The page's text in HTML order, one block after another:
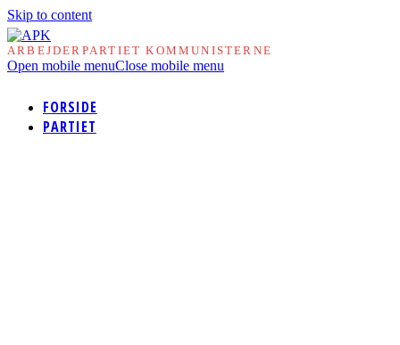
Skip to content
ARBEJDERPARTIET KOMMUNISTERNE
Open mobile menuClose mobile menu
FORSIDE
PARTIET